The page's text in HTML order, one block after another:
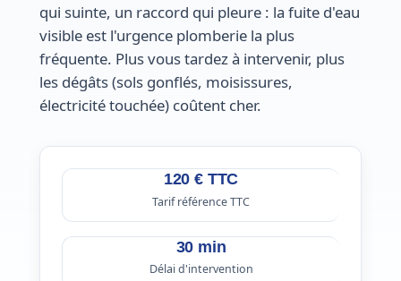
qui suinte, un raccord qui pleure : la fuite d'eau
visible est l'urgence plomberie la plus
fréquente. Plus vous tardez à intervenir, plus
les dégâts (sols gonflés, moisissures,
électricité touchée) coûtent cher.
120 € TTC
Tarif référence TTC
30 min
Délai d'intervention